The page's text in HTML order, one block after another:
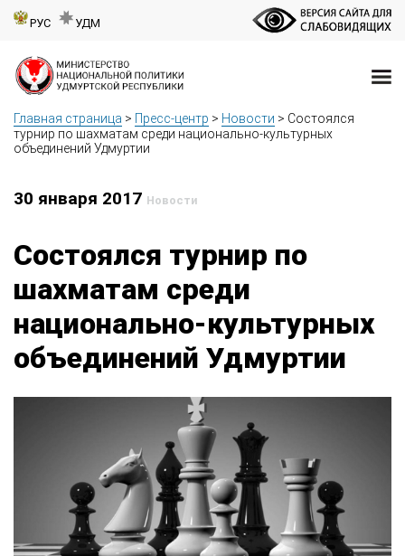
РУС УДМ
Главная страница > Пресс-центр > Новости > Состоялся
турнир по шахматам среди национально-культурных
объединений Удмуртии
30 января 2017 Новости
Состоялся турнир по
шахматам среди
национально-культурных
объединений Удмуртии